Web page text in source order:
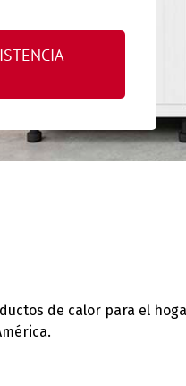
de calor para el